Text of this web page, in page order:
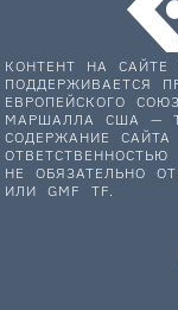
КОНТЕНТ НА САЙТЕ
ПОДДЕРЖИВАЕТСЯ
ЕВРОПЕЙСКОГО
МАРШАЛЛА США —
СОДЕРЖАНИЕ
НЕ ОБЯЗАТЕЛЬНО
ИЛИ GMF TF.